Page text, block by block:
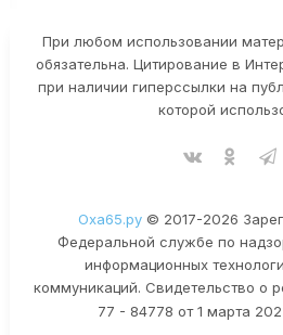
При любом использовании
обязательна. Цитирование в
при наличии гиперссылки на
которой
Оха65.ру© 2017-2026
Федеральной службе по
информационных
коммуникаций. Свидетельство о
77 - 84778 от 1 марта